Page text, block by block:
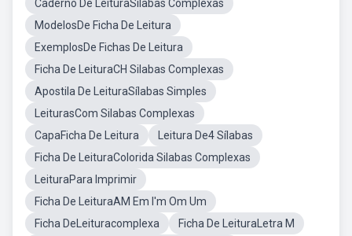
Caderno De LeituraSilabas Complexas
ModelosDe Ficha De Leitura
ExemplosDe Fichas De Leitura
Ficha De LeituraCH Silabas Complexas
Apostila De LeituraSílabas Simples
LeiturasCom Silabas Complexas
CapaFicha De Leitura
Leitura De4 Sílabas
Ficha De LeituraColorida Silabas Complexas
LeituraPara Imprimir
Ficha De LeituraAM Em I'm Om Um
Ficha DeLeituracomplexa
Ficha De LeituraLetra M